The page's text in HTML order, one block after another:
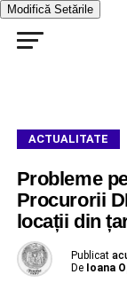
Modifică Setările
ACTUALITATE
Probleme
Procurorii
locații din
Publicat
De Ioana